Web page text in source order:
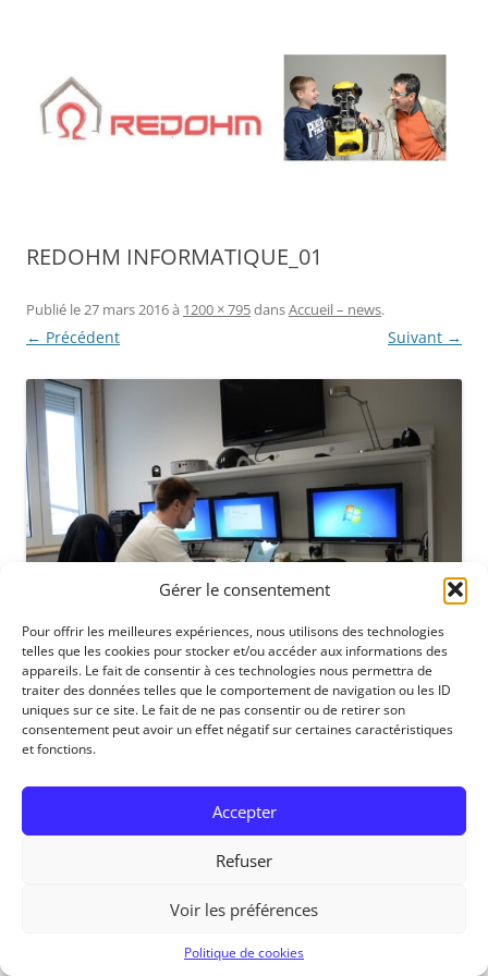
Gérer le consentement
Pour offrir les meilleures expériences, nous utilisons des technologies
telles que les cookies pour stocker et/ou accéder aux informations des
appareils. Le fait de consentir à ces technologies nous permettra de
traiter des données telles que le comportement de navigation ou les ID
uniques sur ce site. Le fait de ne pas consentir ou de retirer son
consentement peut avoir un effet négatif sur certaines caractéristiques
et fonctions.
Accepter
Refuser
Voir les préférences
Politique de cookies
REDOHM INFORMATIQUE_01
Publié le 27 mars 2016à 1200 × 795dansAccueil – news.
← Précédent Suivant →